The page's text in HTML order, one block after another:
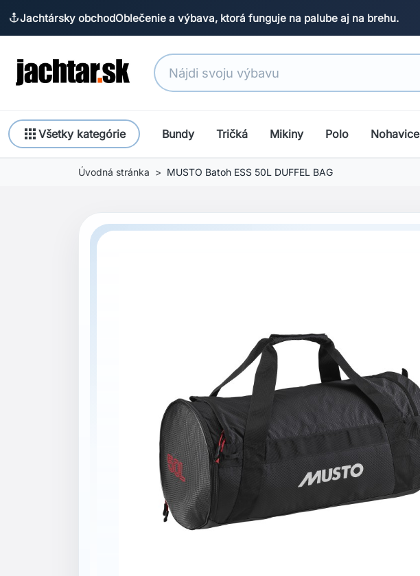
anchorJachtársky obchodOblečenie a výbava, ktorá funguje na palube aj na brehu.
appsVšetky kategórie Bundy Tričká Mikiny Polo Nohavice
Úvodná stránka MUSTO Batoh ESS 50L DUFFEL BAG